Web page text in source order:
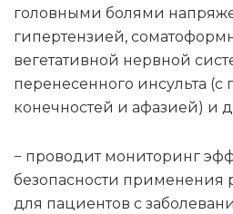
головными болями
гипертензией,
вегетативной нервной
перенесенного инсульта (с
конечностей и афазией) и
− проводит мониторинг
безопасности применения
для пациентов с